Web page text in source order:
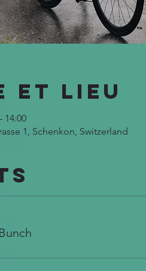
et lieu
14:00
1, Schenkon, Switzerland